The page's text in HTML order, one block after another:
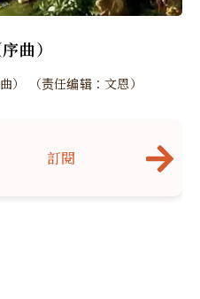
曲）
❤♫ 孟德爾頌：仲夏夜之夢（序曲） （责任编辑：文恩）
訂閱